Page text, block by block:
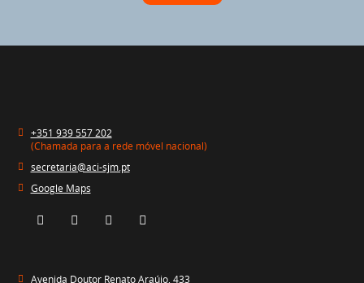
+351 939 557 202
(Chamada para a rede móvel nacional)
secretaria@aci-sjm.pt
Google Maps
Avenida Doutor Renato Araújo, 433